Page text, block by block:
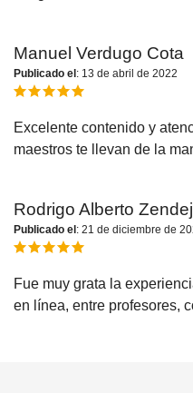
Manuel Verdugo Cota
Publicado el : 13 de abril de 2022
Excelente contenido y
maestros te llevan de la
Rodrigo Alberto
Publicado el : 21 de diciembre de
Fue muy grata la
en línea, entre profesores,